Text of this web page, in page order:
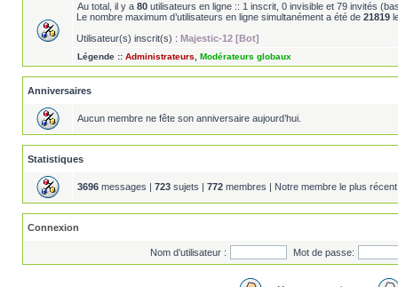
Au total, il y a 80 utilisateurs en ligne :: 1 inscrit, 0 invisible et 79 invités
Le nombre maximum d’utilisateurs en ligne simultanément a été de 21819
Utilisateur(s) inscrit(s) : Majestic-12 [Bot]
Légende :: Administrateurs Modérateurs globaux
Anniversaires
Aucun membre ne fête son anniversaire aujourd’hui.
Statistiques
3696 messages | 723 sujets | 772 membres | Notre membre le plus
Connexion
Nom d’utilisateur : Mot de passe: